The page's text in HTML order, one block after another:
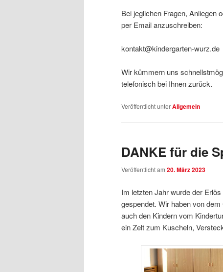
Bei jeglichen Fragen, Anliegen
per Email anzuschreiben:
kontakt@kindergarten-wurz.de
Wir kümmern uns
telefonisch bei Ihnen zurück.
Veröffentlicht unterAllgemein
DANKE für die
Veröffentlicht am 20. März 2023
Im letzten Jahr wurde der
gespendet. Wir haben von
auch den Kindern vom
ein Zelt zum Kuscheln,